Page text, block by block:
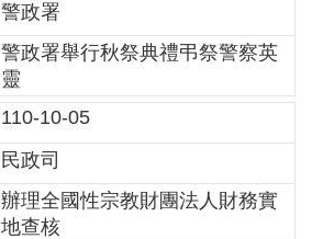
警政署
警政署舉行秋祭典禮弔祭警察英
靈
110-10-05
民政司
辦理全國性宗教財團法人財務實
地查核